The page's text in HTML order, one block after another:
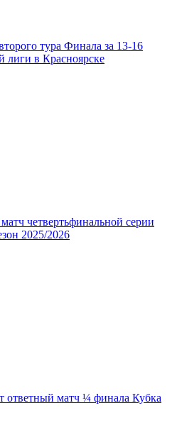
тура Финала за 13-16
в Красноярске
четвертьфинальной серии
2025/2026
ответный матч ¼ финала Кубка